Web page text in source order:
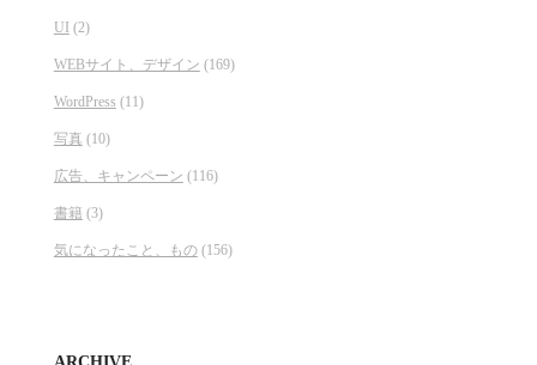
UI (2)
WEBサイト、デザイン (169)
WordPress (11)
写真 (10)
広告、キャンペーン (116)
書籍 (3)
気になったこと、もの(156)